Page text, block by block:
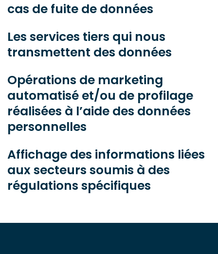
cas de fuite de données
Les services tiers qui nous
transmettent des données
Opérations de marketing
automatisé et/ou de profilage
réalisées à l’aide des données
personnelles
Affichage des informations liées
aux secteurs soumis à des
régulations spécifiques